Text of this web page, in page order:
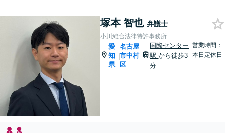
塚本 智也 弁護士
小川総合法律特許事務所
愛
知
県
|
名古屋
市中村
区
国際センター
駅から徒歩3
分
営業時間：
本日定休日